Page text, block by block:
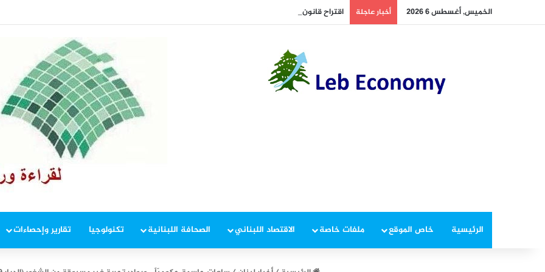
الخميس, أغسطس 6 2026 أخبار عاجلة اقتراح قانون لفرض رسوم على الزجاج الداكن وتراخيص حمل الأسلحة
الرئيسية خاص الموقع ملفات خاصة الاقتصاد اللبناني الصحافة اللبنانية تكنولوجيا تقارير وإحصاءات